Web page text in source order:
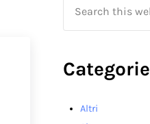
Categorie
Altri